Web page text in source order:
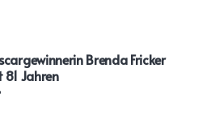
Brenda Fricker
Jahren